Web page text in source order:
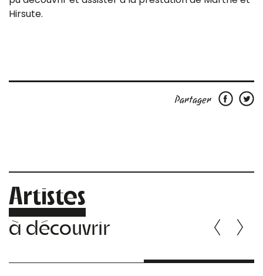
Hirsute.
Partager
Artistes
à découvrir